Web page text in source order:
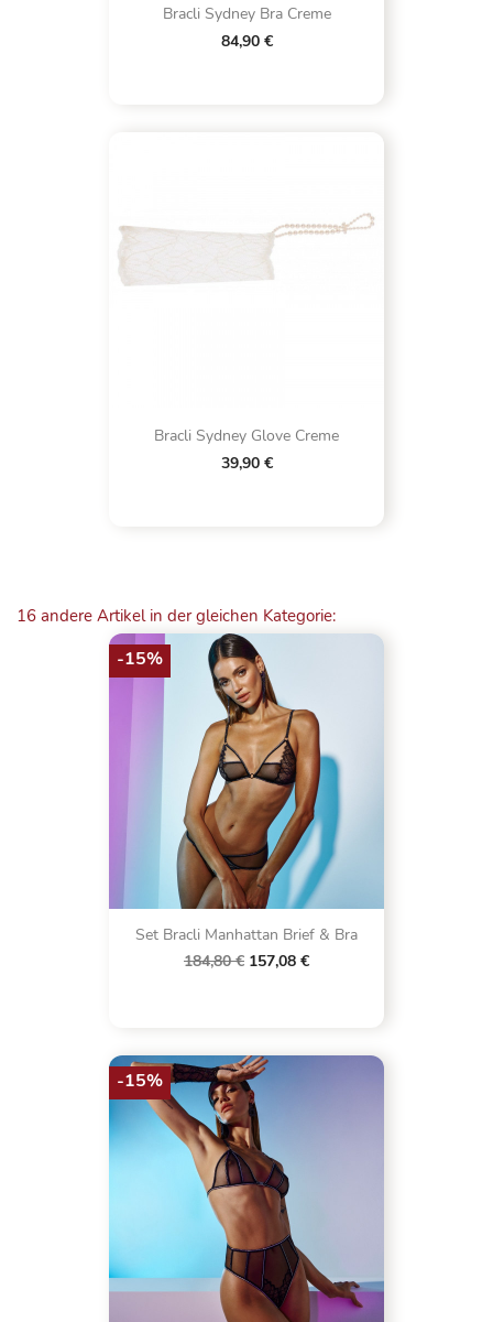
Bracli Sydney Bra Creme
84,90 €
Bracli Sydney Glove Creme
39,90 €
16 andere Artikel in der gleichen Kategorie:
Set Bracli Manhattan Brief & Bra
184,80 € 157,08 €
-15%
-15%